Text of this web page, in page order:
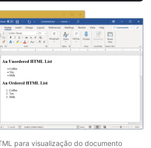
para visualização do documento